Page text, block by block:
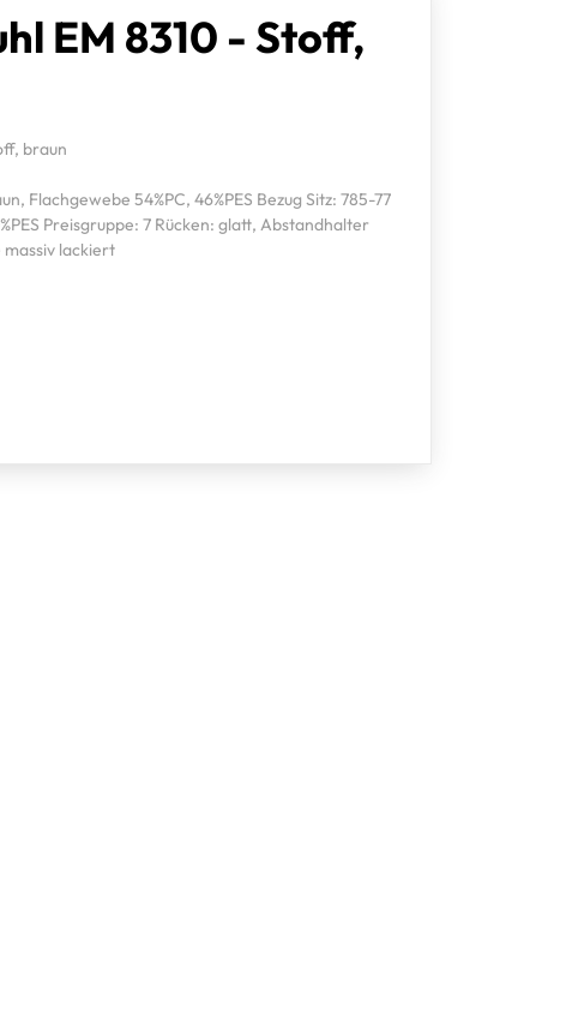
EM 8310 - Stoff,
braun
Flachgewebe 54%PC, 46%PES Bezug Sitz: 785-77
Preisgruppe: 7 Rücken: glatt, Abstandhalter
lackiert